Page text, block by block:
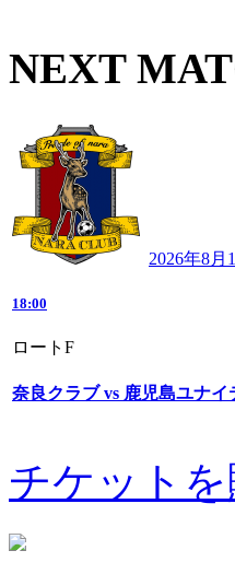
NEXT
2026年8月
18:00
ロートF
奈良クラブ vs 鹿児島ユナイ
チケット